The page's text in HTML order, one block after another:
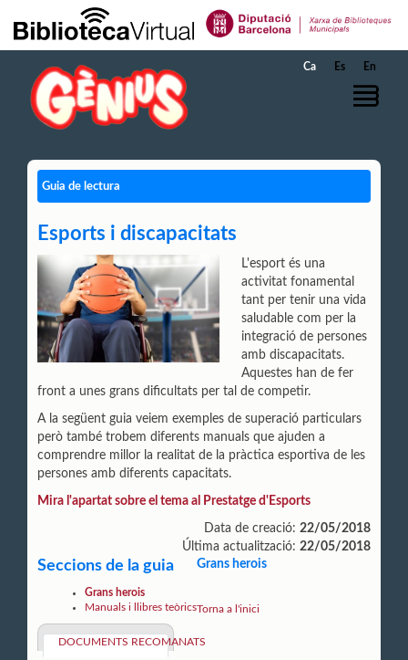
Salta al contingut principal
Ca Es En
Guia de lectura
Esports i discapacitats
L'esport és una
activitat fonamental
tant per tenir una vida
saludable com per la
integració de persones
amb discapacitats.
Aquestes han de fer
front a unes grans dificultats per tal de competir.
A la següent guia veiem exemples de superació particulars
però també trobem diferents manuals que ajuden a
comprendre millor la realitat de la pràctica esportiva de les
persones amb diferents capacitats.
Mira l'apartat sobre el tema al Prestatge d'Esports
Data de creació: 22/05/2018
Última actualització: 22/05/2018
Seccions de la guia
Grans herois
Manuals i llibres teòrics
Grans herois
DOCUMENTS RECOMANATS
Torna a l'inici